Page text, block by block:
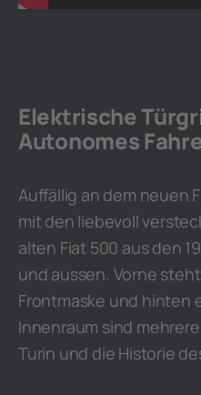
Elektrische
Autonomes
Auffällig an dem neuen
mit den liebevoll
alten Fiat 500 aus den
und aussen. Vorne
Frontmaske und hinten
Innenraum sind
Turin und die Historie